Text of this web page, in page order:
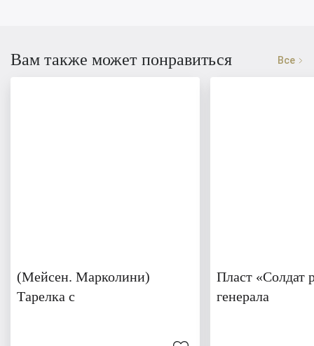
Вам также может понравиться Все
(Мейсен. Марколини)
Тарелка с
Пласт «Солдат
генерала